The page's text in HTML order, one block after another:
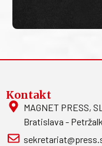
Kontakt
MAGNET PRESS,
Bratislava -